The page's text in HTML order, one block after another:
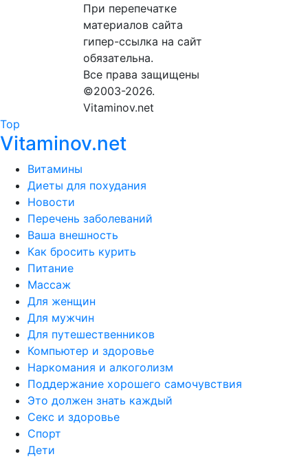
При перепечатке
материалов сайта
гипер-ссылка на сайт
обязательна.
Все права защищены
©2003-2026.
Vitaminov.net
Top
Vitaminov.net
Витамины
Диеты для похудания
Новости
Перечень заболеваний
Ваша внешность
Как бросить курить
Питание
Массаж
Для женщин
Для мужчин
Для путешественников
Компьютер и здоровье
Наркомания и алкоголизм
Поддержание хорошего самочувствия
Это должен знать каждый
Секс и здоровье
Спорт
Дети